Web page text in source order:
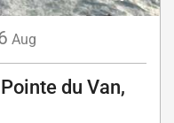
Aug
du Van,